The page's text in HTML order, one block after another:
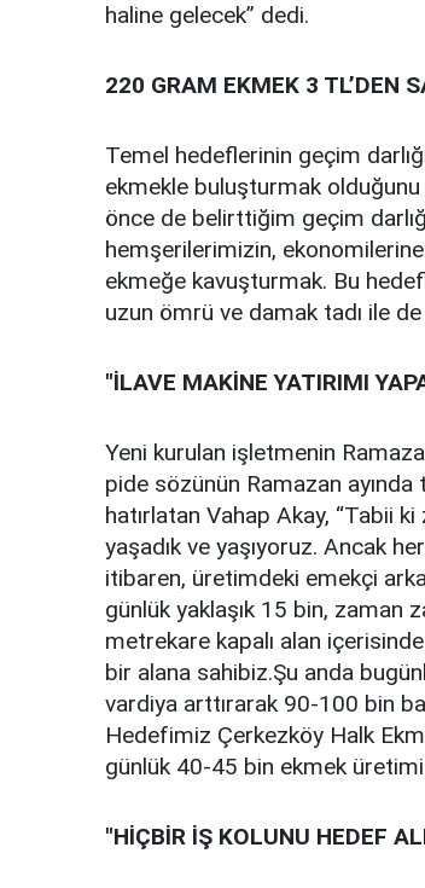
haline gelecek” dedi.
220 GRAM EKMEK 3 TL’DEN
Temel hedeflerinin geçim
ekmekle buluşturmak
önce de belirttiğim geçim
hemşerilerimizin, ekonomilerine
ekmeğe kavuşturmak. Bu
uzun ömrü ve damak tadı ile
"İLAVE MAKİNE YATIRIMI
Yeni kurulan işletmenin
pide sözünün Ramazan ayında
hatırlatan Vahap Akay, “Tabii
yaşadık ve yaşıyoruz. Ancak
itibaren, üretimdeki emekçi
günlük yaklaşık 15 bin, zaman
metrekare kapalı alan
bir alana sahibiz.Şu anda
vardiya arttırarak 90-100 bin
Hedefimiz Çerkezköy Halk
günlük 40-45 bin ekmek
"HİÇBİR İŞ KOLUNU HEDEF